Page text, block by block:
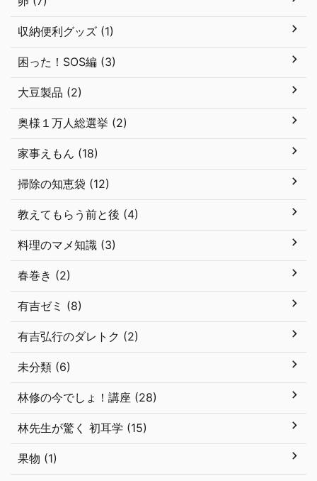
収納便利グッズ (1)
困った！SOS編 (3)
大豆製品 (2)
奥様１万人総選挙 (2)
家事えもん (18)
掃除の知恵袋 (12)
教えてもらう前と後 (4)
料理のマメ知識 (3)
春巻き (2)
有吉ゼミ (8)
有吉弘行のダレトク (2)
未分類 (6)
林修の今でしょ！講座 (28)
林先生が驚く 初耳学 (15)
果物 (1)